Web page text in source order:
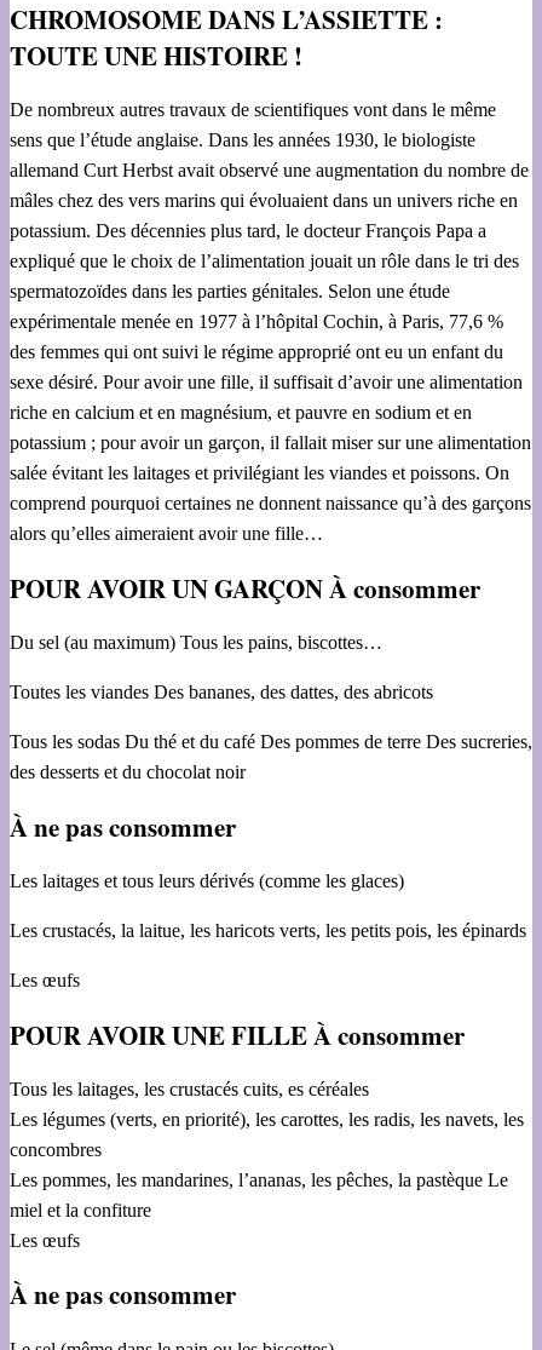
CHROMOSOME DANS L’ASSIETTE :
TOUTE UNE HISTOIRE !
De nombreux autres travaux de scientifiques vont dans le même
sens que l’étude anglaise. Dans les années 1930, le biologiste
allemand Curt Herbst avait observé une augmentation du nombre de
mâles chez des vers marins qui évoluaient dans un univers riche en
potassium. Des décennies plus tard, le docteur François Papa a
expliqué que le choix de l’alimentation jouait un rôle dans le tri des
spermatozoïdes dans les parties génitales. Selon une étude
expérimentale menée en 1977 à l’hôpital Cochin, à Paris, 77,6 %
des femmes qui ont suivi le régime approprié ont eu un enfant du
sexe désiré. Pour avoir une fille, il suffisait d’avoir une alimentation
riche en calcium et en magnésium, et pauvre en sodium et en
potassium ; pour avoir un garçon, il fallait miser sur une alimentation
salée évitant les laitages et privilégiant les viandes et poissons. On
comprend pourquoi certaines ne donnent naissance qu’à des garçons
alors qu’elles aimeraient avoir une fille…
POUR AVOIR UN GARÇON À consommer
Du sel (au maximum) Tous les pains, biscottes…
Toutes les viandes Des bananes, des dattes, des abricots
Tous les sodas Du thé et du café Des pommes de terre Des sucreries,
des desserts et du chocolat noir
À ne pas consommer
Les laitages et tous leurs dérivés (comme les glaces)
Les crustacés, la laitue, les haricots verts, les petits pois, les épinards
Les œufs
POUR AVOIR UNE FILLE À consommer
Tous les laitages, les crustacés cuits, es céréales
Les légumes (verts, en priorité), les carottes, les radis, les navets, les
concombres
Les pommes, les mandarines, l’ananas, les pêches, la pastèque Le
miel et la confiture
Les œufs
À ne pas consommer